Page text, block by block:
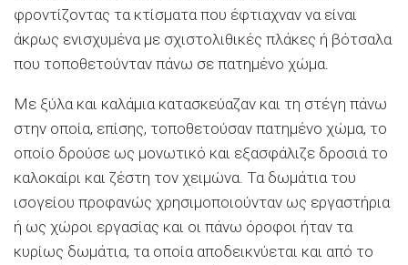
φροντίζοντας τα κτίσματα που έφτιαχναν να είναι
άκρως ενισχυμένα με σχιστολιθικές πλάκες ή βότσαλα
που τοποθετούνταν πάνω σε πατημένο χώμα.
Με ξύλα και καλάμια κατασκεύαζαν και τη στέγη πάνω
στην οποία, επίσης, τοποθετούσαν πατημένο χώμα, το
οποίο δρούσε ως μονωτικό και εξασφάλιζε δροσιά το
καλοκαίρι και ζέστη τον χειμώνα. Τα δωμάτια του
ισογείου προφανώς χρησιμοποιούνταν ως εργαστήρια
ή ως χώροι εργασίας και οι πάνω όροφοι ήταν τα
κυρίως δωμάτια, τα οποία αποδεικνύεται και από το